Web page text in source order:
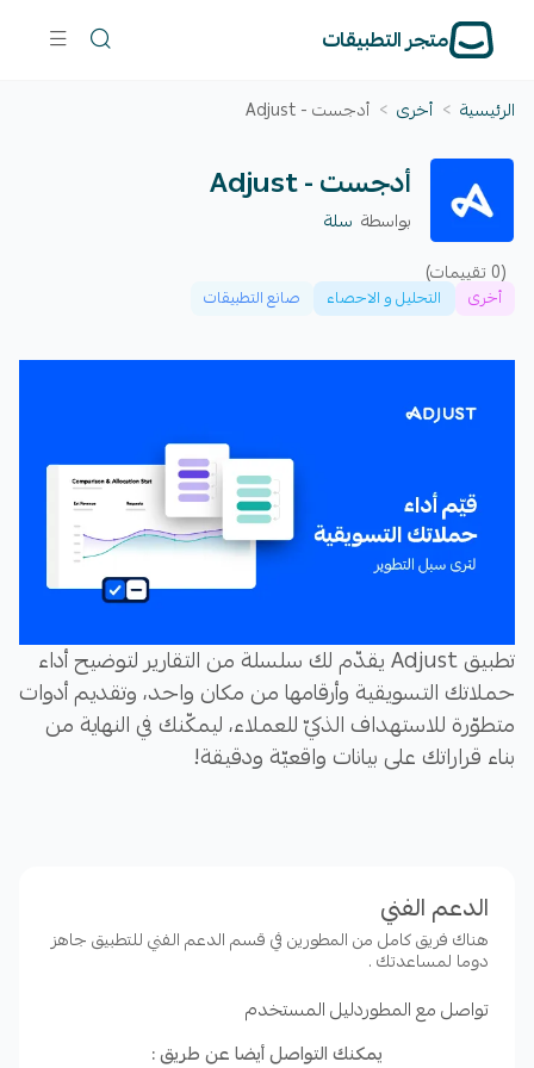
متجر التطبيقات
الرئيسية > أخرى > أدجست - Adjust
أدجست - Adjust
بواسطة سلة
(0 تقييمات)
أخرى التحليل و الاحصاء صانع التطبيقات
تطبيق Adjust يقدّم لك سلسلة من التقارير لتوضيح أداء
حملاتك التسويقية وأرقامها من مكان واحد، وتقديم أدوات
متطوّرة للاستهداف الذكيّ للعملاء، ليمكّنك في النهاية من
بناء قراراتك على بيانات واقعيّة ودقيقة!
دعم تطبيقات IOS و Android
قياس أداء حملاتك التسويقية بدقّة كاملة من لوحة
تحكم واحدة
متابعة رحلة العميل في مختلف القنوات
تطوير حملاتك بالاستهداف الذكي للعملاء
الدعم الفني
هناك فريق كامل من المطورين في قسم الدعم الفني للتطبيق جاهز
دوما لمساعدتك .
تواصل مع المطوردليل المستخدم
يمكنك التواصل أيضا عن طريق :